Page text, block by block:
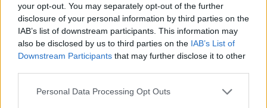
your opt-out. You may separately opt-out of the further
disclosure of your personal information by third parties on the
IAB’s list of downstream participants. This information may
also be disclosed by us to third parties on the IAB’s List of
Downstream Participants that may further disclose it to other
Personal Data Processing Opt Outs
Pris
29,90 kr
Pris/liter
67,96 kr
Sortiment
TSV
Artikelnummer
92342
Stigbergets x IWCBD No Limit
Gott, fylligt och juicigt med toner av
mangojuice, passionsfrukt, digestivekex och